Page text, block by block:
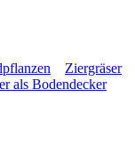
Ziergräser
als Bodendecker